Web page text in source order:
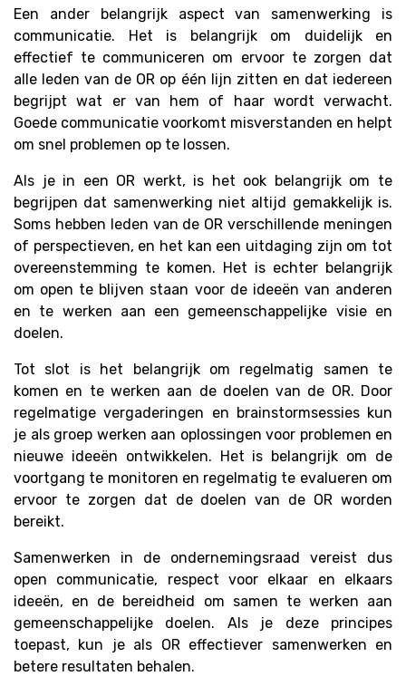
Een ander belangrijk aspect van samenwerking is
communicatie. Het is belangrijk om duidelijk en
effectief te communiceren om ervoor te zorgen dat
alle leden van de OR op één lijn zitten en dat iedereen
begrijpt wat er van hem of haar wordt verwacht.
Goede communicatie voorkomt misverstanden en helpt
om snel problemen op te lossen.
Als je in een OR werkt, is het ook belangrijk om te
begrijpen dat samenwerking niet altijd gemakkelijk is.
Soms hebben leden van de OR verschillende meningen
of perspectieven, en het kan een uitdaging zijn om tot
overeenstemming te komen. Het is echter belangrijk
om open te blijven staan voor de ideeën van anderen
en te werken aan een gemeenschappelijke visie en
doelen.
Tot slot is het belangrijk om regelmatig samen te
komen en te werken aan de doelen van de OR. Door
regelmatige vergaderingen en brainstormsessies kun
je als groep werken aan oplossingen voor problemen en
nieuwe ideeën ontwikkelen. Het is belangrijk om de
voortgang te monitoren en regelmatig te evalueren om
ervoor te zorgen dat de doelen van de OR worden
bereikt.
Samenwerken in de ondernemingsraad vereist dus
open communicatie, respect voor elkaar en elkaars
ideeën, en de bereidheid om samen te werken aan
gemeenschappelijke doelen. Als je deze principes
toepast, kun je als OR effectiever samenwerken en
betere resultaten behalen.